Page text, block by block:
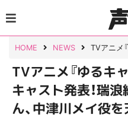
to
content
HOME NEWS TVアニメ
TVアニメ『ゆるキ
キャスト発表！瑞
ん、中津川メイ役